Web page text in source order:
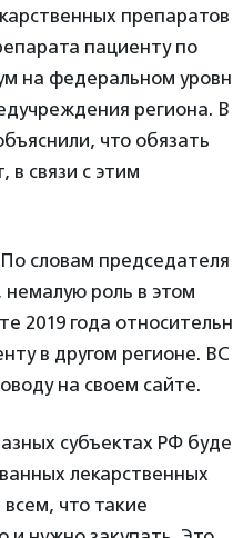
препаратов
пациенту по
на федеральном
региона. В
что обязать
связи с этим
словам председателя
немалую роль в этом
2019 года
в другом регионе. ВС
на своем сайте.
субъектах РФ
лекарственных
что такие